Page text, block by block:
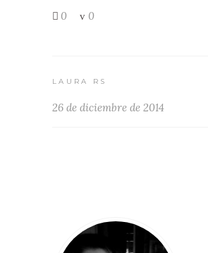
0 0
LAURA RS
26 de diciembre de 2014